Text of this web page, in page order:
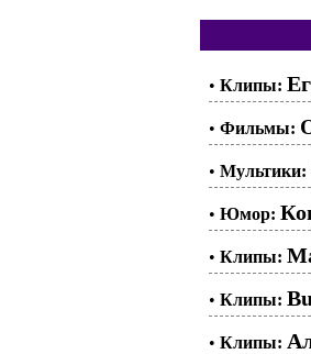
• Клипы:
• Фильмы:
• Мультики:
• Юмор:
• Клипы:
• Клипы:
• Клипы: